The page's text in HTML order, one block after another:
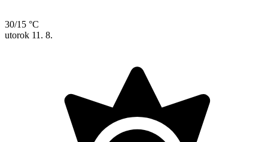
30/15 °C
utorok 11. 8.